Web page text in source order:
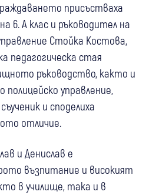
присъстваха
6. А клас и ръководител на
Стойка Костова,
педагогическа стая
ръководство, както и
управление,
и споделиха
отличие.
и Денислав е
възпитание и високият
в училище, така и в